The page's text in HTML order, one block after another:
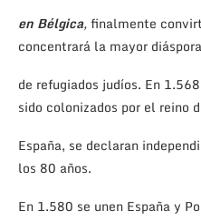
en Bélgica,finalmente
concentrará la mayor diáspora
de refugiados judíos. En
sido colonizados por el reino
España, se declaran
los 80 años.
En 1.580 se unen España y